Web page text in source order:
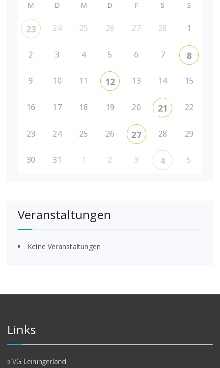
M D M D F S S
23 24 25 26 27 28 1
2 3 4 5 6 7 8
9 10 11 12 13 14 15
16 17 18 19 20 21 22
23 24 25 26 27 28 29
30 31 1 2 3 4 5
Veranstaltungen
Keine Veranstaltungen
Links
VG Leiningerland